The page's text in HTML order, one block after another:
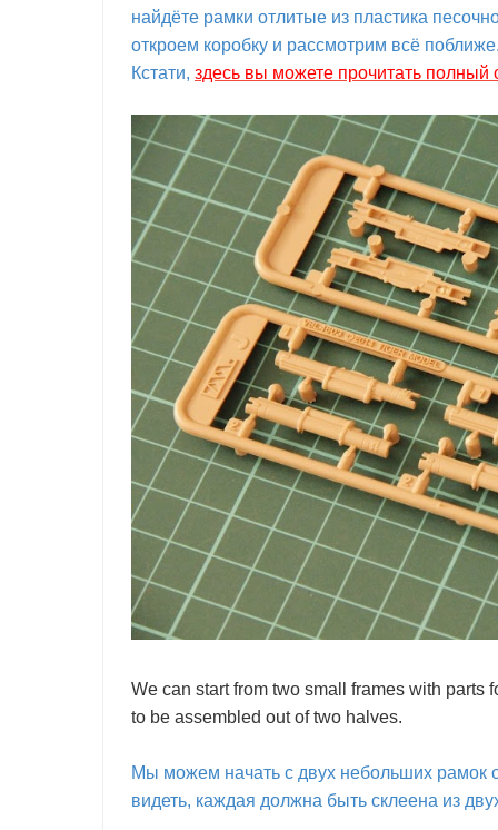
найдёте рамки отлитые из пластика
откроем коробку и рассмотрим всё
Кстати, здесь вы можете прочитать полный
We can start from two small frames with
to be assembled out of two halves.
Мы можем начать с двух небольших рамок
видеть, каждая должна быть склеена из